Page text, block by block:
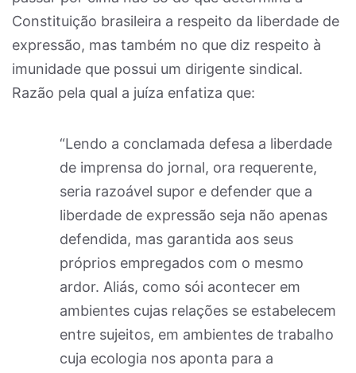
Constituição brasileira a respeito da liberdade de
expressão, mas também no que diz respeito à
imunidade que possui um dirigente sindical.
Razão pela qual a juíza enfatiza que:
“Lendo a conclamada defesa a liberdade
de imprensa do jornal, ora requerente,
seria razoável supor e defender que a
liberdade de expressão seja não apenas
defendida, mas garantida aos seus
próprios empregados com o mesmo
ardor. Aliás, como sói acontecer em
ambientes cujas relações se estabelecem
entre sujeitos, em ambientes de trabalho
cuja ecologia nos aponta para a